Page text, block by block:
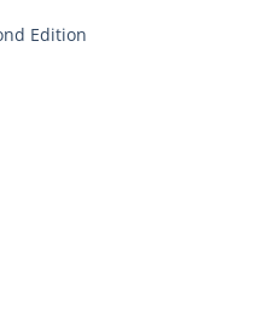
Add
to
Edition